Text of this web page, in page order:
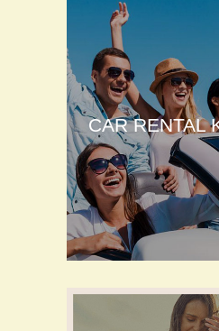
CAR RENTAL